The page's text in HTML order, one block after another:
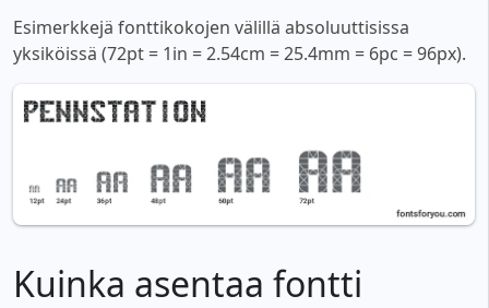
Esimerkkejä fonttikokojen välillä absoluuttisissa
yksiköissä (72pt = 1in = 2.54cm = 25.4mm = 6pc = 96px).
Kuinka asentaa fontti